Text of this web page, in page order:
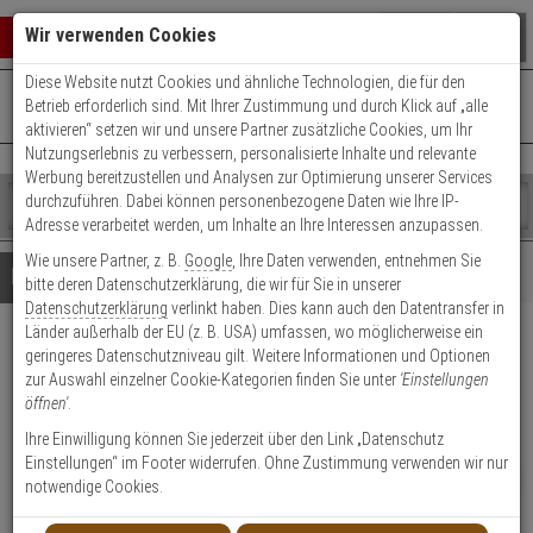
Warenkorb schließen
0 ARTIKEL IM WARENKORB
Ihr Warenkorb ist momentan leer.
Ergebnisse ()
Fertig
Shop
durchsuchen
Bitte
geben
Sie
mindestens
Zeichen
ein,
um
Suche
Es
wurde
noch
Kategorien
Suche
gestartet
+49 (0)821 899 493-0Mo. - Do.: 8:00 - 16:30 | Fr.: 8:00 - 14:00 Uhr
Kontaktservice nutzen
Details Beratung
HIKVision DS-PDPC12PF-
EG2-WE(B) Bewegungsmelder
Produktmerkmale
Datenblatt drucken
Wir verwenden Cookies
Diese Website nutzt Cookies und ähnliche Technologien, die für den
Betrieb erforderlich sind. Mit Ihrer Zustimmung und durch Klick auf „alle
aktivieren“ setzen wir und unsere Partner zusätzliche Cookies, um Ihr
Nutzungserlebnis zu verbessern, personalisierte Inhalte und relevante
Werbung bereitzustellen und Analysen zur Optimierung unserer Services
durchzuführen. Dabei können personenbezogene Daten wie Ihre IP-
Adresse verarbeitet werden, um Inhalte an Ihre Interessen anzupassen.
Wie unsere Partner, z. B. Google , Ihre Daten verwenden, entnehmen Sie
bitte deren Datenschutzerklärung, die wir für Sie in unserer
Datenschutzerklärung verlinkt haben. Dies kann auch den Datentransfer in
Länder außerhalb der EU (z. B. USA) umfassen, wo möglicherweise ein
geringeres Datenschutzniveau gilt. Weitere Informationen und Optionen
zur Auswahl einzelner Cookie-Kategorien finden Sie unter 'Einstellungen
öffnen'.
Ihre Einwilligung können Sie jederzeit über den Link „Datenschutz
Einstellungen“ im Footer widerrufen. Ohne Zustimmung verwenden wir nur
notwendige Cookies.